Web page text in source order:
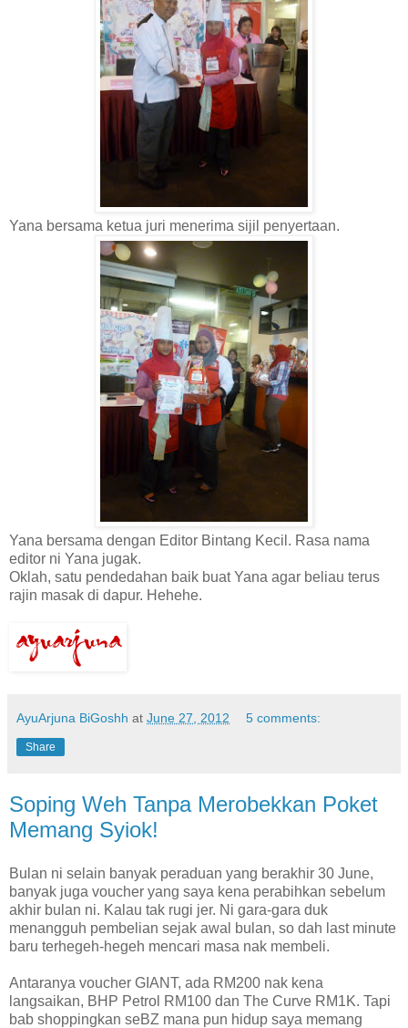
Yana bersama ketua juri menerima sijil penyertaan.
Yana bersama dengan Editor Bintang Kecil. Rasa nama
editor ni Yana jugak.
Oklah, satu pendedahan baik buat Yana agar beliau terus
rajin masak di dapur. Hehehe.
AyuArjuna BiGoshh at June 27, 2012 5 comments:
Share
Soping Weh Tanpa Merobekkan Poket
Memang Syiok!
Bulan ni selain banyak peraduan yang berakhir 30 June,
banyak juga voucher yang saya kena perabihkan sebelum
akhir bulan ni. Kalau tak rugi jer. Ni gara-gara duk
menangguh pembelian sejak awal bulan, so dah last minute
baru terhegeh-hegeh mencari masa nak membeli.
Antaranya voucher GIANT, ada RM200 nak kena
langsaikan, BHP Petrol RM100 dan The Curve RM1K. Tapi
bab shoppingkan seBZ mana pun hidup saya memang